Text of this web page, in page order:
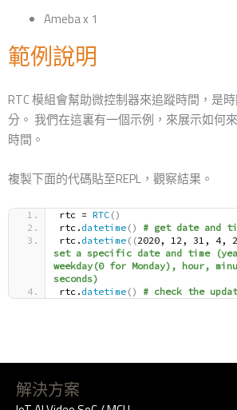
Ameba x 1
範例說明
RTC 模組會幫助微控制器來追蹤時間，是
分。 我們在這裏有一個示例，來展示如何
時間。
複製下面的代碼貼至REPL，觀察結果。
rtc = RTC ()
rtc. datetime ()
# get date and
rtc. datetime ((2020, 12, 31, 4,
set a specific date and time
weekday(0 for Monday), hour,
seconds)
rtc. datetime () # check the
解決方案